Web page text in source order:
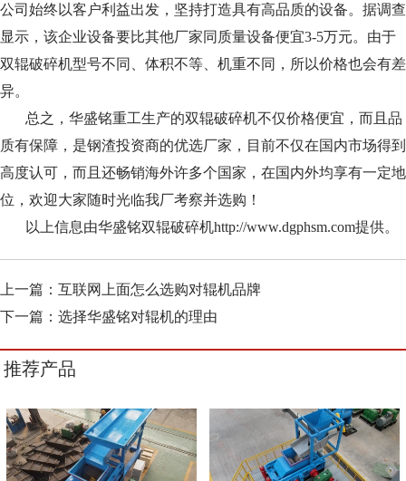
公司始终以客户利益出发，坚持打造具有高品质的设备。据调查
显示，该企业设备要比其他厂家同质量设备便宜3-5万元。由于
双辊破碎机型号不同、体积不等、机重不同，所以价格也会有差
异。
总之，华盛铭重工生产的双辊破碎机不仅价格便宜，而且品
质有保障，是钢渣投资商的优选厂家，目前不仅在国内市场得到
高度认可，而且还畅销海外许多个国家，在国内外均享有一定地
位，欢迎大家随时光临我厂考察并选购！
以上信息由华盛铭双辊破碎机http://www.dgphsm.com提供。
上一篇： 互联网上面怎么选购对辊机品牌
下一篇： 选择华盛铭对辊机的理由
推荐产品